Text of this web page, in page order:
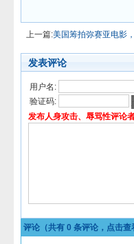
上一篇:美国筹拍弥赛亚电影
发表评论
用户名:
验证码:
发布人身攻击、辱骂性评论
评论（共有 0 条评论，点击查